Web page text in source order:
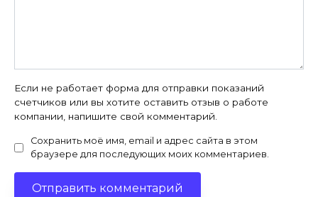
Если не работает форма для отправки показаний
счетчиков или вы хотите оставить отзыв о работе
компании, напишите свой комментарий.
Сохранить моё имя, email и адрес сайта в этом
браузере для последующих моих комментариев.